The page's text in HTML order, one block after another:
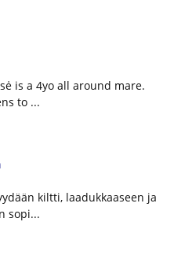
is a 4yo all around mare.
to ...
kiltti, laadukkaaseen ja
sopi...